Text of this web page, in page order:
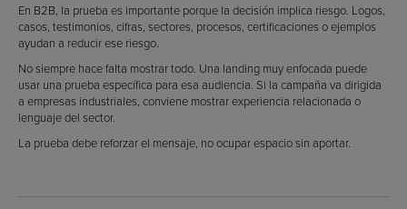
En B2B, la prueba es importante porque la decisión implica riesgo. Logos,
casos, testimonios, cifras, sectores, procesos, certificaciones o ejemplos
ayudan a reducir ese riesgo.
No siempre hace falta mostrar todo. Una landing muy enfocada puede
usar una prueba específica para esa audiencia. Si la campaña va dirigida
a empresas industriales, conviene mostrar experiencia relacionada o
lenguaje del sector.
La prueba debe reforzar el mensaje, no ocupar espacio sin aportar.